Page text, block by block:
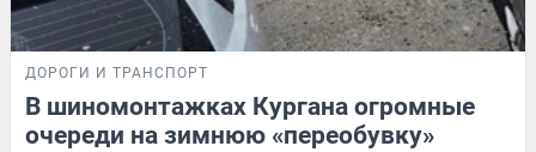
ДОРОГИ И ТРАНСПОРТ
В шиномонтажках Кургана огромные
очереди на зимнюю «переобувку»